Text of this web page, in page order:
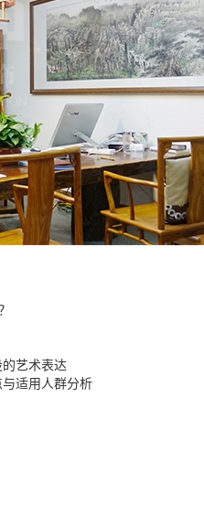
艺术表达
适用人群分析